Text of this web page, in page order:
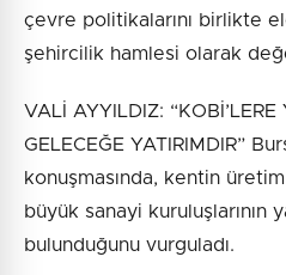
çevre politikalarını birlikte
şehircilik hamlesi olarak
VALİ AYYILDIZ: “KOBİ’LERE
GELECEĞE YATIRIMDIR”
konuşmasında, kentin
büyük sanayi kuruluşlarının
bulunduğunu vurguladı.